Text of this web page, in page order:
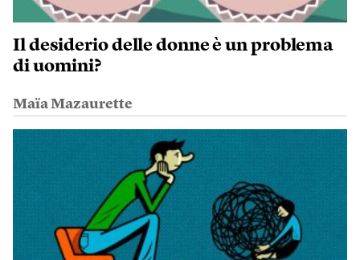
Il desiderio delle donne è un problema
di uomini?
Maïa Mazaurette